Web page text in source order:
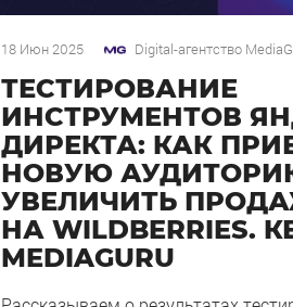
18 Июн 2025 Digital-агентство
ТЕСТИРОВАНИЕ
ИНСТРУМЕНТОВ
ДИРЕКТА: КАК
НОВУЮ
УВЕЛИЧИТЬ
НА WILDBERRIES.
MEDIAGURU